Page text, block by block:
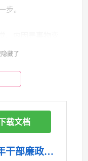
步。
，是要靠个人的
弘扬廉洁奉公、
主义核心价值
的新风正气。二
的“政治账、经济
账、健康账”这
藏了
《在全县交通运输系统青年干部廉政教育座谈会上的讲话：扣好廉洁从政“第一粒扣子”，在交通强国建设新征程中行稳致远.doc》
载文档